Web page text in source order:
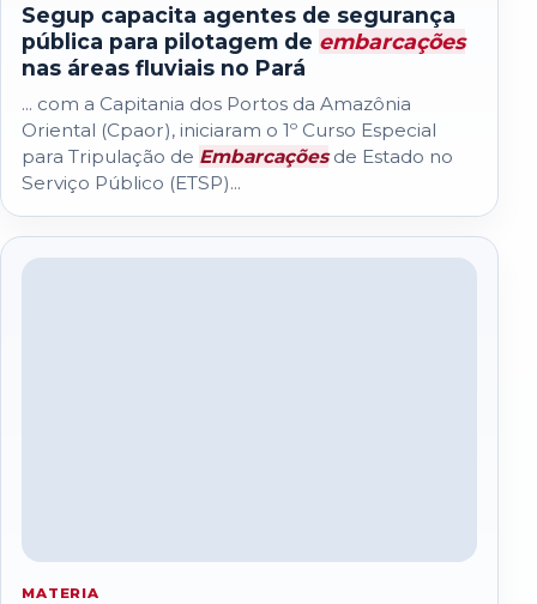
Segup capacita agentes de segurança
pública para pilotagem de embarcações
nas áreas fluviais no Pará
... com a Capitania dos Portos da Amazônia
Oriental (Cpaor), iniciaram o 1º Curso Especial
para Tripulação de Embarcaçõesde Estado no
Serviço Público (ETSP)...
MATERIA